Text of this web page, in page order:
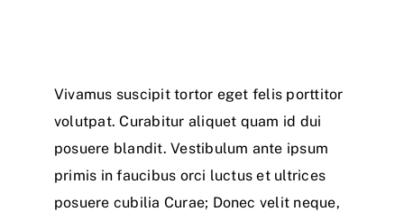
Vivamus suscipit tortor eget felis porttitor
volutpat. Curabitur aliquet quam id dui
posuere blandit. Vestibulum ante ipsum
primis in faucibus orci luctus et ultrices
posuere cubilia Curae; Donec velit neque,